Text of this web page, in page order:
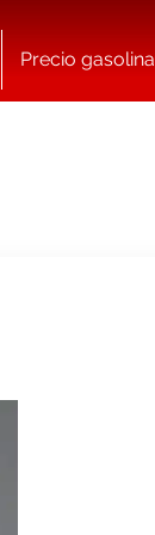
Precio gasolina